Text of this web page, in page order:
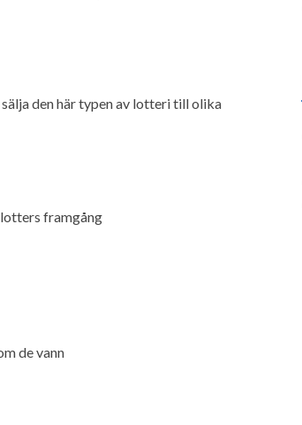
den här typen av lotteri till olika
framgång
de vann